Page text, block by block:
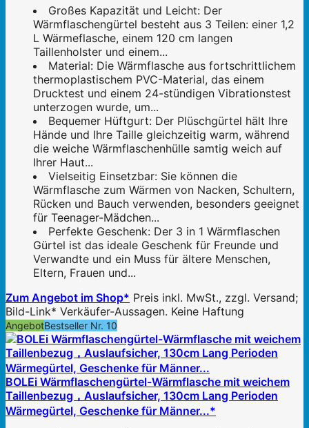
Großes Kapazität und Leicht: Der
Wärmflaschengürtel besteht aus 3 Teilen: einer 1,2
L Wärmeflasche, einem 120 cm langen
Taillenholster und einem...
Material: Die Wärmflasche aus fortschrittlichem
thermoplastischem PVC-Material, das einem
Drucktest und einem 24-stündigen Vibrationstest
unterzogen wurde, um...
Bequemer Hüftgurt: Der Plüschgürtel hält Ihre
Hände und Ihre Taille gleichzeitig warm, während
die weiche Wärmflaschenhülle samtig weich auf
Ihrer Haut...
Vielseitig Einsetzbar: Sie können die
Wärmflasche zum Wärmen von Nacken, Schultern,
Rücken und Bauch verwenden, besonders geeignet
für Teenager-Mädchen...
Perfekte Geschenk: Der 3 in 1 Wärmflaschen
Gürtel ist das ideale Geschenk für Freunde und
Verwandte und ein Muss für ältere Menschen,
Eltern, Frauen und...
Zum Angebot im Shop* Preis inkl. MwSt., zzgl. Versand;
Bild-Link* Verkäufer-Aussagen. Keine Haftung
AngebotBestseller Nr. 10
BOLEi Wärmflaschengürtel-Wärmflasche mit weichem
Taillenbezug，Auslaufsicher, 130cm Lang Perioden
Wärmegürtel, Geschenke für Männer...*